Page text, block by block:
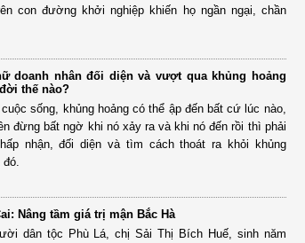
con đường khởi nghiệp khiến họ ngần ngại, chần
doanh nhân đối diện và vượt qua khủng hoảng
thế nào?
sống, khủng hoảng có thể ập đến bất cứ lúc nào,
đừng bất ngờ khi nó xảy ra và khi nó đến rồi thì phải
nhận, đối diện và tìm cách thoát ra khỏi khủng
Nâng tầm giá trị mận Bắc Hà
dân tộc Phù Lá, chị Sải Thị Bích Huế, sinh năm